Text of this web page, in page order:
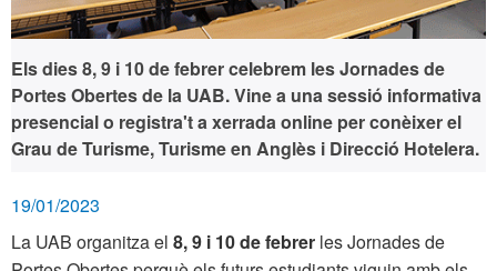
Els dies 8, 9 i 10 de febrer celebrem les Jornades de
Portes Obertes de la UAB. Vine a una sessió informativa
presencial o registra't a xerrada online per conèixer el
Grau de Turisme, Turisme en Anglès i Direcció Hotelera.
19/01/2023
La UAB organitza el 8, 9 i 10 de febrer les Jornades de